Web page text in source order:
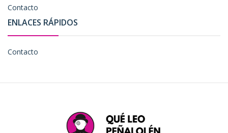
Contacto
ENLACES RÁPIDOS
Contacto